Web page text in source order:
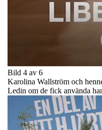
Bild 4 av 6
Karolina Wallström och
Ledin om de fick använda